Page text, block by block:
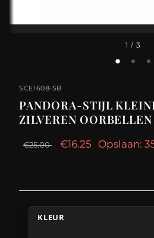
1 / 3
SCE1608-SB
PANDORA-STIJL
ZILVEREN
€25.00 €16.25 Opslaan:
KLEUR